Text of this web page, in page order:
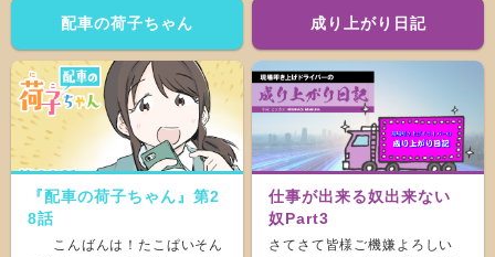
配車の荷子ちゃん
『配車の荷子ちゃん』第2
8話
こんばんは！たこぱいそん
成り上がり日記
仕事が出来る奴出来ない
奴Part3
さてさて皆様ご機嫌よろしい